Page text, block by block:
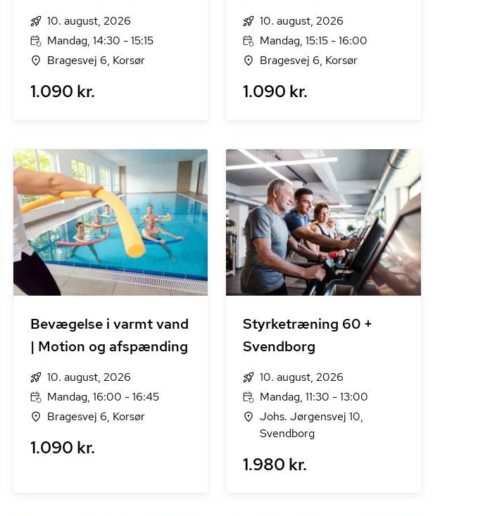
10. august, 2026
Mandag, 14:30 - 15:15
Bragesvej 6, Korsør
1.090 kr.
10. august, 2026
Mandag, 15:15 - 16:00
Bragesvej 6, Korsør
1.090 kr.
Bevægelse i varmt vand
| Motion og afspænding
10. august, 2026
Mandag, 16:00 - 16:45
Bragesvej 6, Korsør
1.090 kr.
Styrketræning 60 +
Svendborg
10. august, 2026
Mandag, 11:30 - 13:00
Johs. Jørgensvej 10,
Svendborg
1.980 kr.